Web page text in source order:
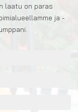
laatu on paras
ja -